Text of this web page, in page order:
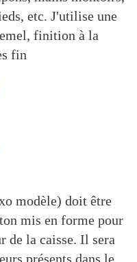
etc. J'utilise une
finition à la
fin
modèle) doit être
mis en forme pour
de la caisse. Il sera
présents dans le